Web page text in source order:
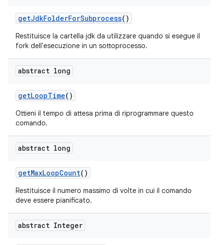
getJdkFolderForSubprocess()
Restituisce la cartella jdk da utilizzare quando si esegue il
fork dell'esecuzione in un sottoprocesso.
abstract long
getLoopTime()
Ottieni il tempo di attesa prima di riprogrammare questo
comando.
abstract long
getMaxLoopCount()
Restituisce il numero massimo di volte in cui il comando
deve essere pianificato.
abstract Integer